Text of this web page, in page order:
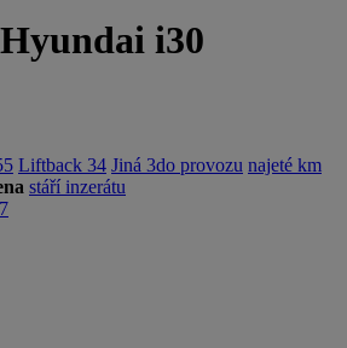
i30
Liftback 34 Jiná 3do provozu najeté km
stáří inzerátu